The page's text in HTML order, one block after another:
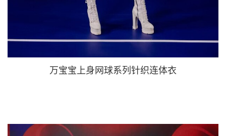
万宝宝上身网球系列针织连体衣